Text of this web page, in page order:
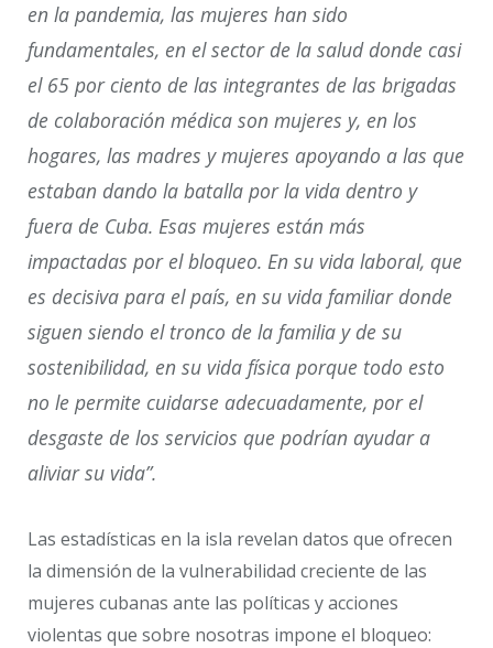
en la pandemia, las mujeres han sido
fundamentales, en el sector de la salud donde casi
el 65 por ciento de las integrantes de las brigadas
de colaboración médica son mujeres y, en los
hogares, las madres y mujeres apoyando a las que
estaban dando la batalla por la vida dentro y
fuera de Cuba. Esas mujeres están más
impactadas por el bloqueo. En su vida laboral, que
es decisiva para el país, en su vida familiar donde
siguen siendo el tronco de la familia y de su
sostenibilidad, en su vida física porque todo esto
no le permite cuidarse adecuadamente, por el
desgaste de los servicios que podrían ayudar a
aliviar su vida”.
Las estadísticas en la isla revelan datos que ofrecen
la dimensión de la vulnerabilidad creciente de las
mujeres cubanas ante las políticas y acciones
violentas que sobre nosotras impone el bloqueo: